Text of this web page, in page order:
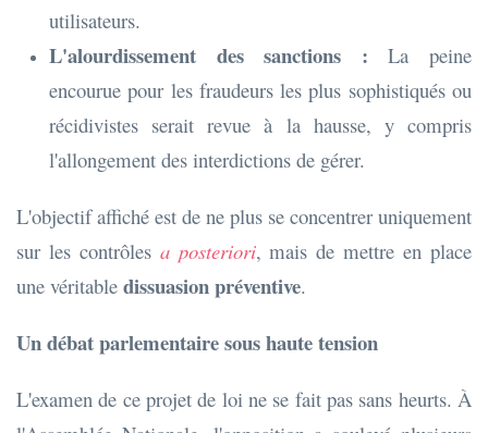
utilisateurs.
L'alourdissement des sanctions : La peine
encourue pour les fraudeurs les plus sophistiqués ou
récidivistes serait revue à la hausse, y compris
l'allongement des interdictions de gérer.
L'objectif affiché est de ne plus se concentrer uniquement
sur les contrôles a posteriori, mais de mettre en place
une véritable dissuasion préventive.
Un débat parlementaire sous haute tension
L'examen de ce projet de loi ne se fait pas sans heurts. À